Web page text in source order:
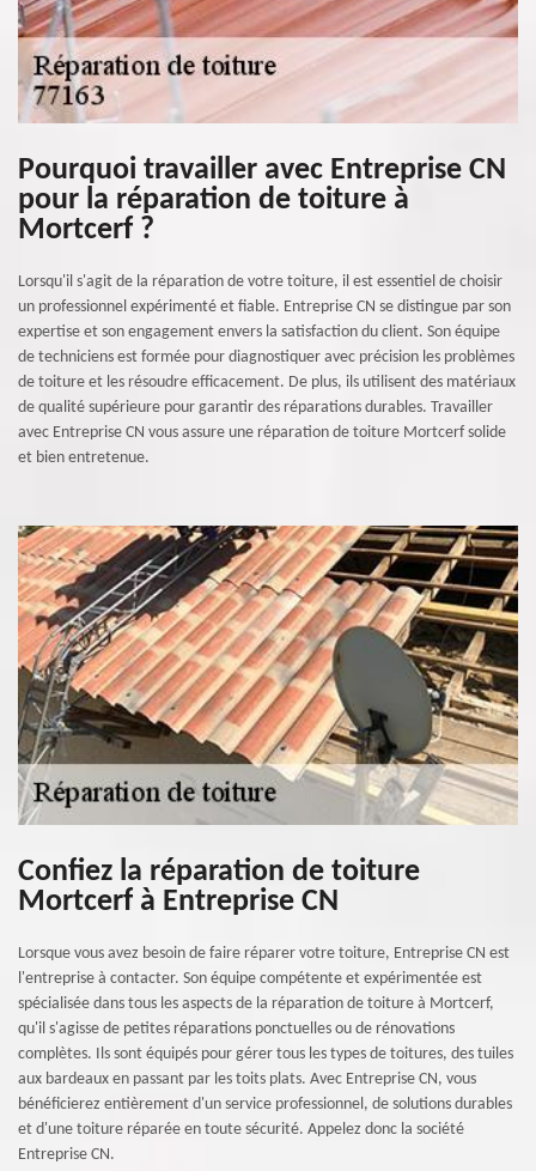
Pourquoi travailler avec Entreprise CN
pour la réparation de toiture à
Mortcerf ?
Lorsqu'il s'agit de la réparation de votre toiture, il est essentiel de choisir
un professionnel expérimenté et fiable. Entreprise CN se distingue par son
expertise et son engagement envers la satisfaction du client. Son équipe
de techniciens est formée pour diagnostiquer avec précision les problèmes
de toiture et les résoudre efficacement. De plus, ils utilisent des matériaux
de qualité supérieure pour garantir des réparations durables. Travailler
avec Entreprise CN vous assure une réparation de toiture Mortcerf solide
et bien entretenue.
Confiez la réparation de toiture
Mortcerf à Entreprise CN
Lorsque vous avez besoin de faire réparer votre toiture, Entreprise CN est
l'entreprise à contacter. Son équipe compétente et expérimentée est
spécialisée dans tous les aspects de la réparation de toiture à Mortcerf,
qu'il s'agisse de petites réparations ponctuelles ou de rénovations
complètes. Ils sont équipés pour gérer tous les types de toitures, des tuiles
aux bardeaux en passant par les toits plats. Avec Entreprise CN, vous
bénéficierez entièrement d'un service professionnel, de solutions durables
et d'une toiture réparée en toute sécurité. Appelez donc la société
Entreprise CN.